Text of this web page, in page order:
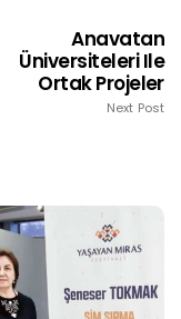
Anavatan
Üniversiteleri Ile
Ortak Projeler
Next Post